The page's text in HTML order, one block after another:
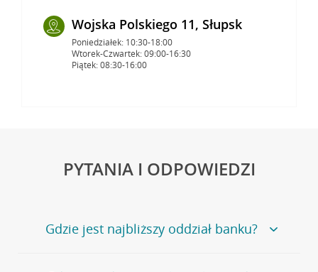
Wojska Polskiego 11, Słupsk
Poniedziałek: 10:30-18:00
Wtorek-Czwartek: 09:00-16:30
Piątek: 08:30-16:00
PYTANIA I ODPOWIEDZI
Gdzie jest najbliższy oddział banku?